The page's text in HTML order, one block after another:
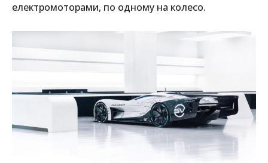
електромоторами, по одному на колесо.